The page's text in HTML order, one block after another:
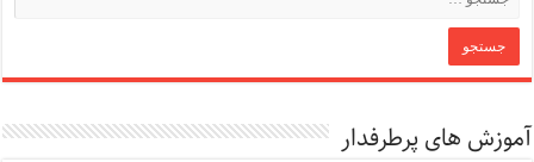
آموزش های پرطرفدار